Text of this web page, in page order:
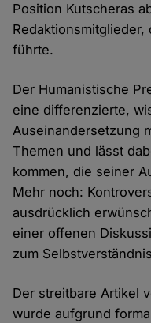
Position Kutscheras
führte.
Der Humanistische
eine differenzierte,
Auseinandersetzung
Themen und lässt
kommen, die seiner
Mehr noch:
ausdrücklich
einer offenen
zum
Der streitbare Artikel
wurde aufgrund